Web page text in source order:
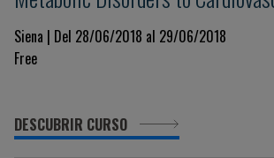
Dysfunction
Siena | Del 28/06/2018 al 29/06/2018
Free
DESCUBRIR CURSO